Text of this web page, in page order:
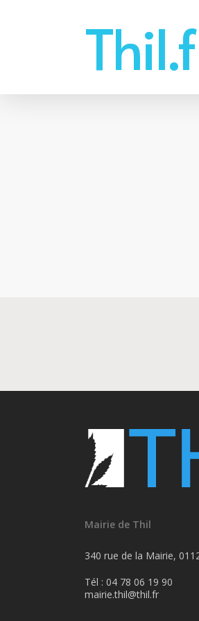
Mairie de Thil
340 rue de la Mairie,
Tél : 04 78 06 19 90
mairie.thil@thil.fr